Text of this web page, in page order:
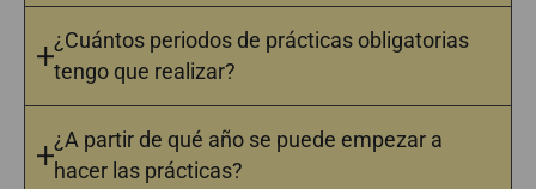
¿Cuántos periodos de prácticas obligatorias
tengo que realizar?
¿A partir de qué año se puede empezar a
hacer las prácticas?